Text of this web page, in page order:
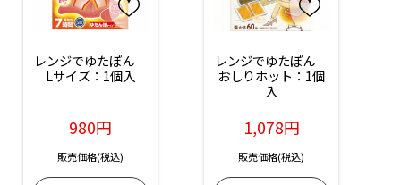
レンジでゆたぽん
Lサイズ：1個入
980円
販売価格(税込)
レンジでゆたぽん
おしりホット：1個
入
1,078円
販売価格(税込)